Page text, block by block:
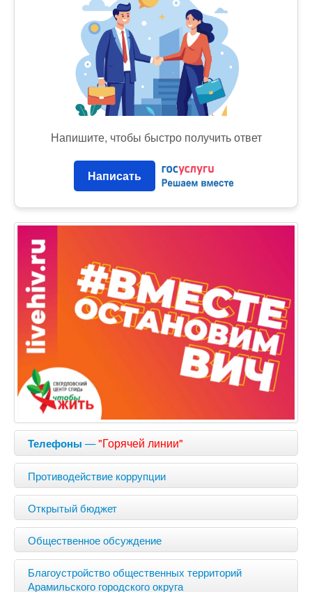
Напишите, чтобы быстро получить ответ
Написать
Телефоны —"Горячей линии"
Противодействие коррупции
Открытый бюджет
Общественное обсуждение
Благоустройство общественных территорий
Арамильского городского округа